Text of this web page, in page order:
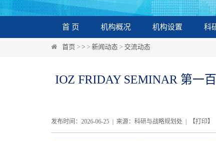
首 页 机构概况 机构设置 科
首页 > > > 新闻动态 > 交流动态
IOZ FRIDAY SEMINAR 第一
发布时间：2026-06-25 | 来源：科研与战略规划处 | 【打印】